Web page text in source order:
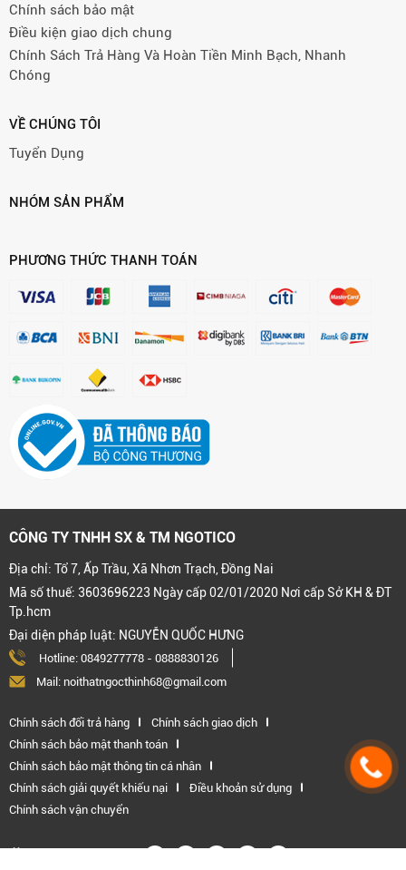
Chính sách bảo mật
Điều kiện giao dịch chung
Chính Sách Trả Hàng Và Hoàn Tiền Minh Bạch, Nhanh
Chóng
VỀ CHÚNG TÔI
Tuyển Dụng
NHÓM SẢN PHẨM
PHƯƠNG THỨC THANH TOÁN
CÔNG TY TNHH SX & TM NGOTICO
Địa chỉ: Tổ 7, Ấp Trầu, Xã Nhơn Trạch, Đồng Nai
Mã số thuế: 3603696223 Ngày cấp 02/01/2020 Nơi cấp Sở KH & ĐT
Tp.hcm
Đại diện pháp luật: NGUYỄN QUỐC HƯNG
Hotline: 0849277778 - 0888830126
Mail: noithatngocthinh68@gmail.com
Chính sách đổi trả hàng
Chính sách giao dịch
Chính sách bảo mật thanh toán
Chính sách bảo mật thông tin cá nhân
Chính sách giải quyết khiếu nại
Điều khoản sử dụng
Chính sách vận chuyển